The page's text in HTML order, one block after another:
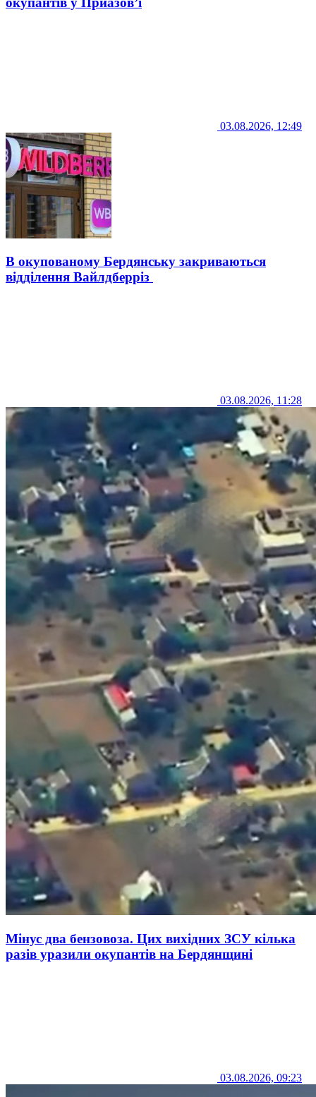
03.08.2026, 12:49
В окупованому Бердянську закриваються
відділення Вайлдберріз
03.08.2026, 11:28
Мінус два бензовоза. Цих вихідних ЗСУ кілька
разів уразили окупантів на Бердянщині
03.08.2026, 09:23